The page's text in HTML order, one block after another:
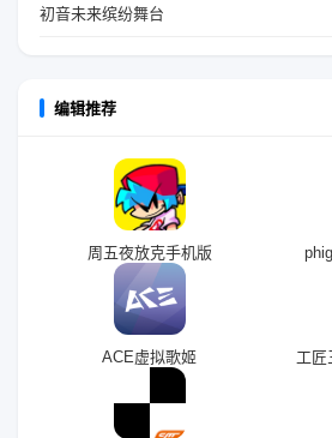
初音未来缤纷舞台
编辑推荐
周五夜放克手机版
ACE虚拟歌姬 工匠